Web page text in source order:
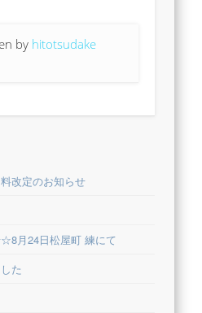
by hitotsudake
改定のお知らせ
月24日松屋町 練にて
た